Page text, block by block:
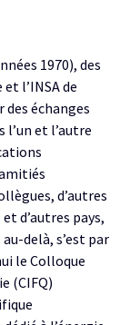
1970), des
l’INSA de
échanges
l’un et l’autre
d’autres
d’autres pays,
delà, s’est par
le Colloque
(CIFQ)